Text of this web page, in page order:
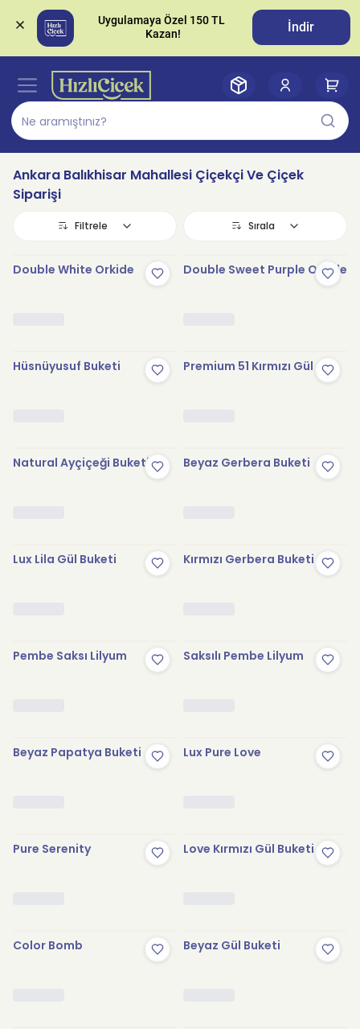
Uygulamaya Özel 150 TL
İndir
Ankara Balıkhisar Mahallesi Çiçekçi Ve Çiçek
Siparişi
Filtrele Sırala
Double White Orkide Double Sweet Purple Orkide
Hüsnüyusuf Buketi Premium 51 Kırmızı Gül
Natural Ayçiçeği Buketi Beyaz Gerbera Buketi
Lux Lila Gül Buketi Kırmızı Gerbera Buketi
Pembe Saksı Lilyum Saksılı Pembe Lilyum
Beyaz Papatya Buketi Lux Pure Love
Pure Serenity Love Kırmızı Gül Buketi
Color Bomb Beyaz Gül Buketi